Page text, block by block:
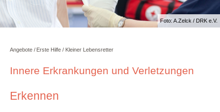
Foto: A.Zelck / DRK e.V.
Angebote Erste Hilfe Kleiner Lebensretter
Innere Erkrankungen und Verletzungen
Erkennen